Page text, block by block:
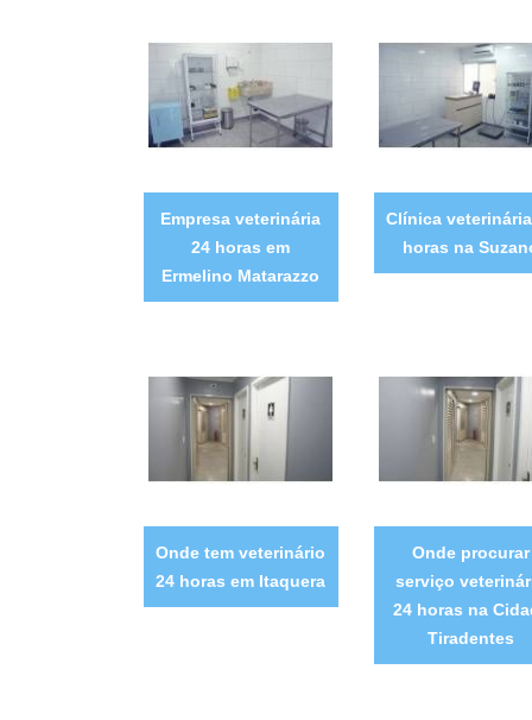
Empresa veterinária
24 horas em
Ermelino Matarazzo
Clínica
horas na
Onde tem veterinário
24 horas em Itaquera
Onde procurar
serviço
24 horas na
Tiradentes